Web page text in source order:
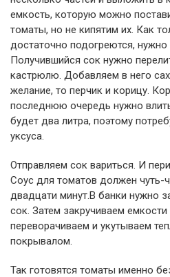
емкость, которую можно
томаты, но не кипятим их. Как
достаточно подогреются, нужно
Получившийся сок нужно
кастрюлю. Добавляем в него
желание, то перчик и корицу.
последнюю очередь нужно
будет два литра, поэтому
уксуса.
Отправляем сок вариться. И
Соус для томатов должен чуть-
двадцати минут.В банки нужно
сок. Затем закручиваем
переворачиваем и укутываем
покрывалом.
Так готовятся томаты именно